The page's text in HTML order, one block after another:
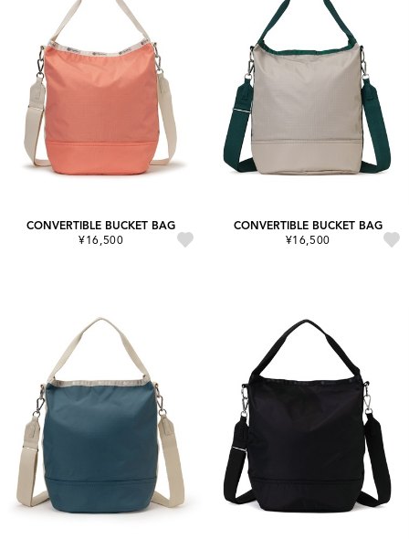
CONVERTIBLE BUCKET BAG
¥16,500
CONVERTIBLE BUCKET BAG
¥16,500